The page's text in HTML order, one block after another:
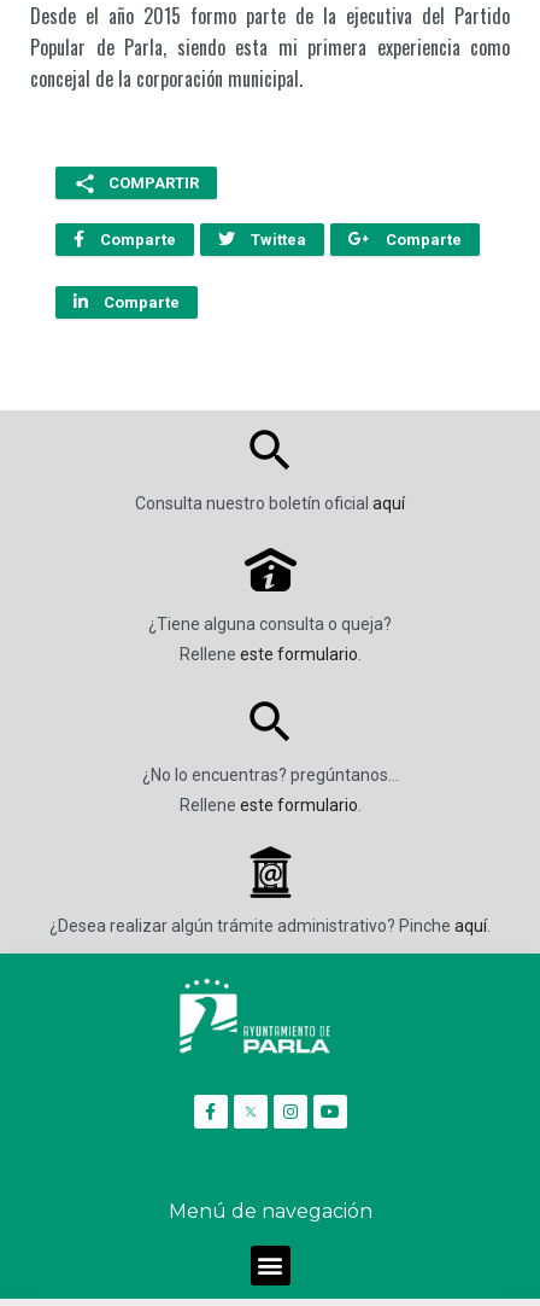
Desde el año 2015 formo parte de la ejecutiva del Partido
Popular de Parla, siendo esta mi primera experiencia como
concejal de la corporación municipal.
COMPARTIR
Comparte Twittea Comparte
Comparte
Consulta nuestro boletín oficial aquí
P
¿Tiene alguna consulta o queja?
Rellene este formulario
¿No lo encuentras? pregúntanos…
Rellene este formulario
_
¿Desea realizar algún trámite administrativo? Pinche aquí.
Menú de navegación